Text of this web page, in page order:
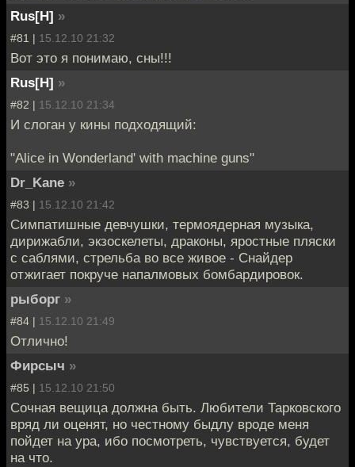
Rus[H] »
#81 | 15.12.10 21:32
Вот это я понимаю, сны!!!
Rus[H] »
#82 | 15.12.10 21:34
И слоган у кины подходящий:
"Alice in Wonderland' with machine guns"
Dr_Kane »
#83 | 15.12.10 21:42
Симпатишные девчушки, термоядерная музыка,
дирижабли, экзоскелеты, драконы, яростные пляски
с саблями, стрельба во все живое - Снайдер
отжигает покруче напалмовых бомбардировок.
рыборг »
#84 | 15.12.10 21:49
Отлично!
Фирсыч »
#85 | 15.12.10 21:50
Сочная вещица должна быть. Любители Тарковского
вряд ли оценят, но честному быдлу вроде меня
пойдет на ура, ибо посмотреть, чувствуется, будет
на что.